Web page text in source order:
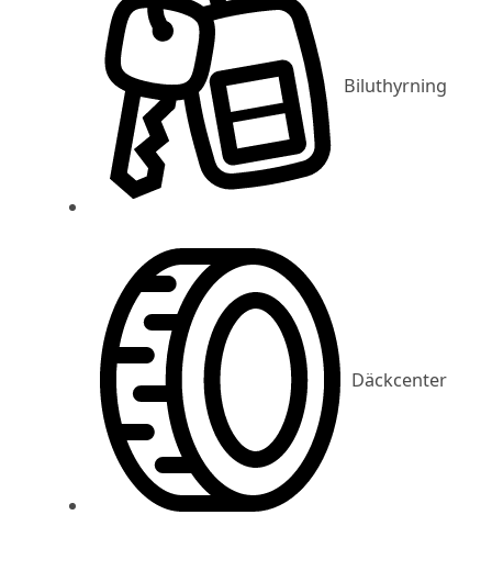
Biluthyrning
Däckcenter